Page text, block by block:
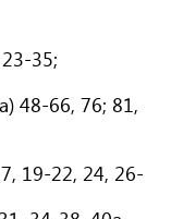
35;
48-66, 76; 81,
19-22, 24, 26-